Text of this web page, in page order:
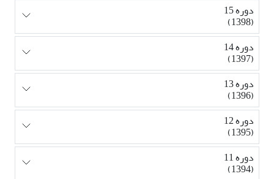
دوره 15
(1398)
دوره 14
(1397)
دوره 13
(1396)
دوره 12
(1395)
دوره 11
(1394)